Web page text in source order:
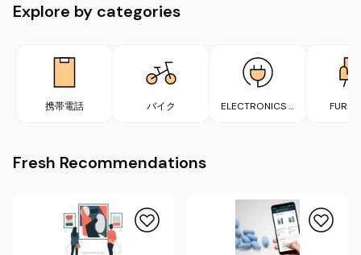
Explore by categories
携帯電話 バイク
ELECTRONICS &
Fresh Recommendations